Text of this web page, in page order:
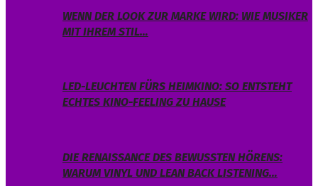
WENN DER LOOK ZUR MARKE WIRD: WIE MUSIKER
MIT IHREM STIL…
LED-LEUCHTEN FÜRS HEIMKINO: SO ENTSTEHT
ECHTES KINO-FEELING ZU HAUSE
DIE RENAISSANCE DES BEWUSSTEN HÖRENS:
WARUM VINYL UND LEAN BACK LISTENING…